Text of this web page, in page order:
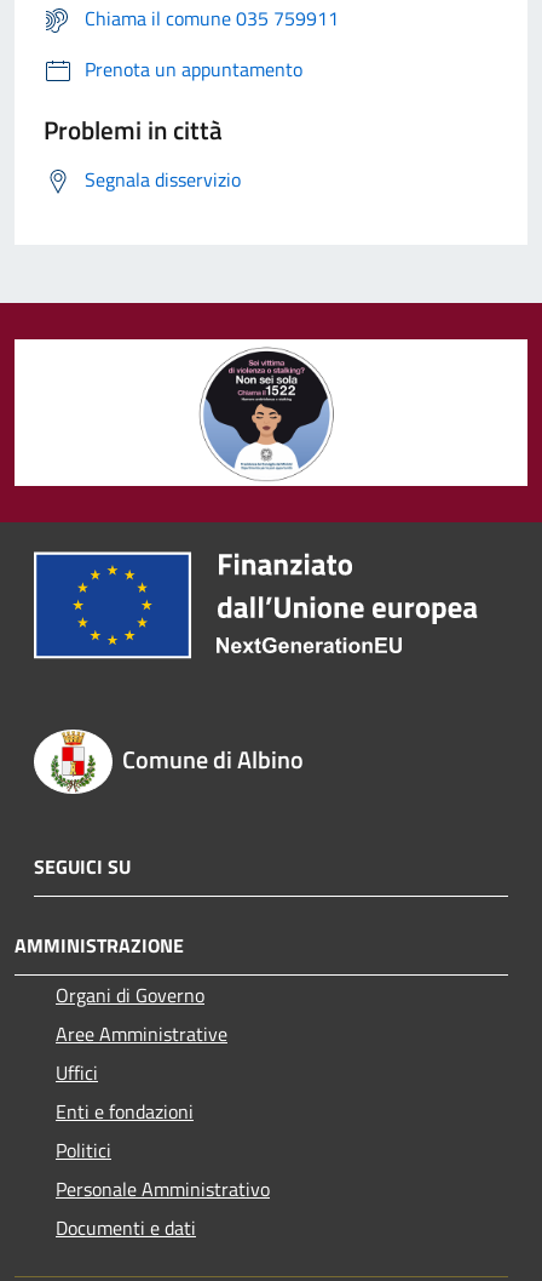
Chiama il comune 035 759911
Prenota un appuntamento
Problemi in città
Segnala disservizio
Comune di Albino
SEGUICI SU
AMMINISTRAZIONE
Organi di Governo
Aree Amministrative
Uffici
Enti e fondazioni
Politici
Personale Amministrativo
Documenti e dati